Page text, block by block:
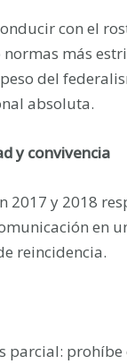
con el
más
del
absoluta.
y convivencia
2017 y 2018
en
reincidencia.
parcial: